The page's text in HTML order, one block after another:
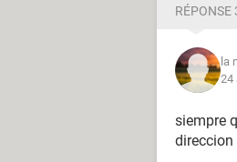
RÉPONSE
la
24
siempre
direccion